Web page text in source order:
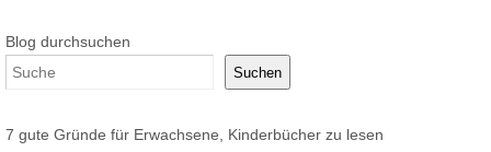
Blog durchsuchen
Suchen
7 gute Gründe für Erwachsene, Kinderbücher zu lesen